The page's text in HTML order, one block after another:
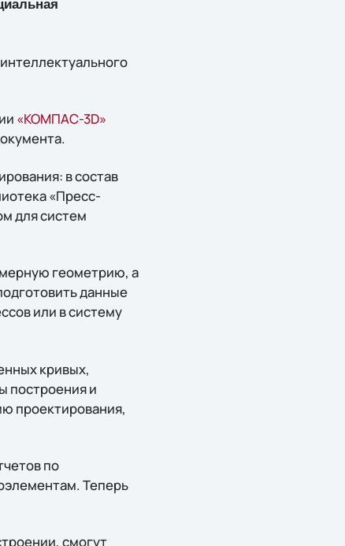
«КОМПАС-3D»
в состав
«Пресс-
для систем
геометрию, а
данные
или в систему
кривых,
построения и
проектирования,
по
Теперь
смогут